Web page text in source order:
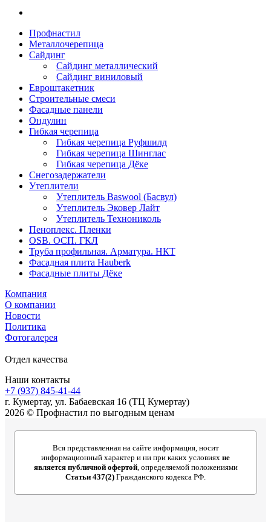
Профнастил
Металлочерепица
Сайдинг
Сайдинг металлический
Сайдинг виниловый
Евроштакетник
Строительные смеси
Фасадные панели
Ондулин
Гибкая черепица
Гибкая черепица Руфшилд
Гибкая черепица Шинглас
Гибкая черепица Дёке
Снегозадержатели
Утеплители
Утеплитель Baswool (Басвул)
Утеплитель Эковер Лайт
Утеплитель Технониколь
Пеноплекс. Пленки
OSB. ОСП. ГКЛ
Труба профильная. Арматура. НКТ
Фасадная плита Hauberk
Фасадные плиты Дёке
Компания
О компании
Новости
Политика
Фотогалерея
Отдел качества
Наши контакты
+7 (937) 845-41-44
г. Кумертау, ул. Бабаевская 16 (ТЦ Кумертау)
2026 © Профнастил по выгодным ценам
Вся представленная на сайте информация, носит
информационный характер и ни при каких условиях не
является публичной офертой, определяемой положениями
Статьи 437(2) Гражданского кодекса РФ.